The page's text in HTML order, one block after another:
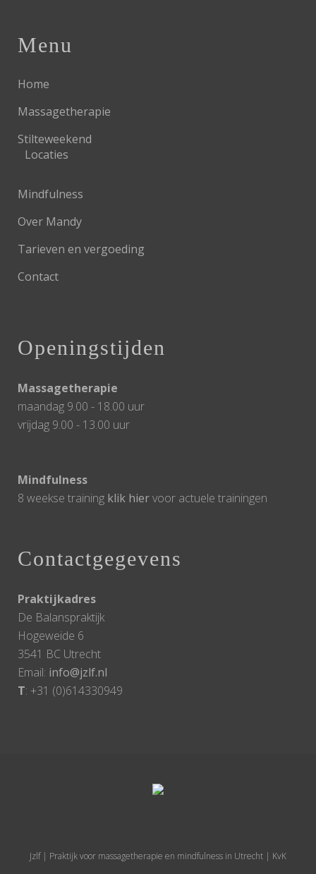
Menu
Home
Massagetherapie
Stilteweekend
Locaties
Mindfulness
Over Mandy
Tarieven en vergoeding
Contact
Openingstijden
Massagetherapie
maandag 9.00 - 18.00 uur
vrijdag 9.00 - 13.00 uur
Mindfulness
8 weekse training klik hiervoor actuele trainingen
Contactgegevens
Praktijkadres
De Balanspraktijk
Hogeweide 6
3541 BC Utrecht
Email: info@jzlf.nl
T: +31 (0)614330949
Jzlf | Praktijk voor massagetherapie en mindfulness in Utrecht | KvK